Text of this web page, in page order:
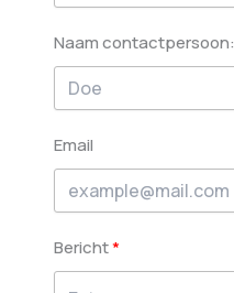
Naam contactpersoon:
Email
Bericht